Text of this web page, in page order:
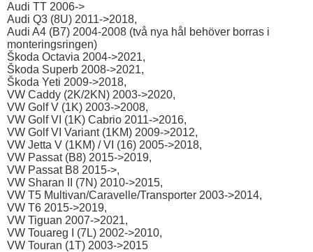
Audi TT 2006->
Audi Q3 (8U) 2011->2018,
Audi A4 (B7) 2004-2008 (två nya hål behöver borras i
monteringsringen)
Škoda Octavia 2004->2021,
Škoda Superb 2008->2021,
Škoda Yeti 2009->2018,
VW Caddy (2K/2KN) 2003->2020,
VW Golf V (1K) 2003->2008,
VW Golf VI (1K) Cabrio 2011->2016,
VW Golf VI Variant (1KM) 2009->2012,
VW Jetta V (1KM) / VI (16) 2005->2018,
VW Passat (B8) 2015->2019,
VW Passat B8 2015->,
VW Sharan II (7N) 2010->2015,
VW T5 Multivan/Caravelle/Transporter 2003->2014,
VW T6 2015->2019,
VW Tiguan 2007->2021,
VW Touareg I (7L) 2002->2010,
VW Touran (1T) 2003->2015